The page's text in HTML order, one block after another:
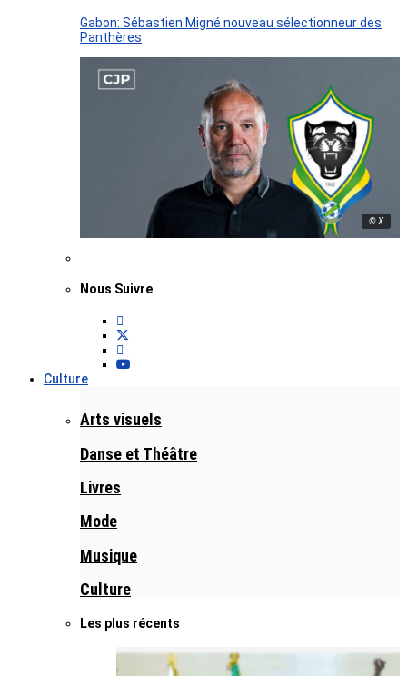
Gabon: Sébastien Migné nouveau sélectionneur des
Panthères
© X
Nous Suivre
Culture
Arts visuels
Danse et Théâtre
Livres
Mode
Musique
Culture
Les plus récents